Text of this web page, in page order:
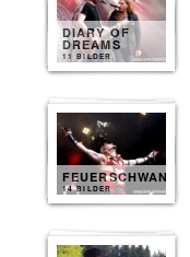
DIARY OF
DREAMS
11 BILDER
FEUERSCHWANZ
14 BILDER